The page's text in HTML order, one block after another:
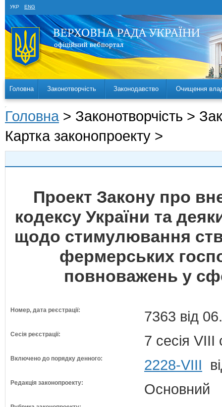
УКР ENG
Головна Законотворчість Законодавство Очищення
Головна > Законотворчість >
Картка законопроекту >
Проект Закону про
кодексу України та
щодо стимулювання
фермерських
повноважень у
Номер, дата реєстрації: 7363 від
Сесія реєстрації: 7 сесія VIII
Включено до порядку денного: 2228-VIII
Редакція законопроекту: Основний